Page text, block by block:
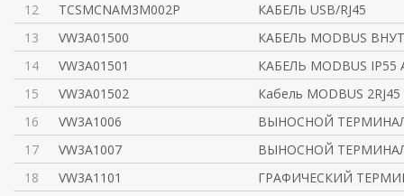
12
TCSMCNAM3M002P
КАБЕЛЬ USB/RJ45
13
VW3A01500
КАБЕЛЬ MODBUS
14
VW3A01501
КАБЕЛЬ MODBUS IP55
15
VW3A01502
Кабель MODBUS
16
VW3A1006
ВЫНОСНОЙ
17
VW3A1007
ВЫНОСНОЙ
18
VW3A1101
ГРАФИЧЕСКИЙ